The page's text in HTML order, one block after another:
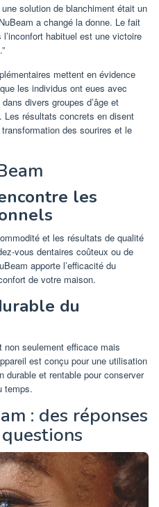
solution de blanchiment était un
a changé la donne. Le fait
habituel est une victoire
mettent en évidence
les individus ont eues avec
divers groupes d’âge et
Les résultats concrets en disent
des sourires et le
les
et les résultats de qualité
vous dentaires coûteux ou de
apporte l’efficacité du
de votre maison.
du
non seulement efficace mais
est conçu pour une utilisation
durable et rentable pour conserver
temps.
: des réponses